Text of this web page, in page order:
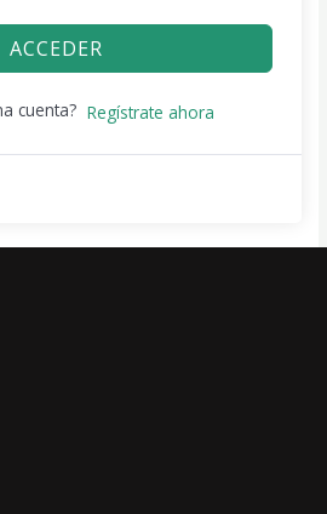
ACCEDER
cuenta? Regístrate ahora